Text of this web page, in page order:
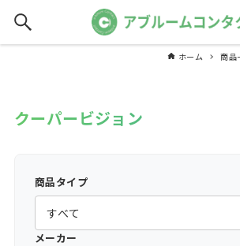
ホーム 商品
クーパービジョン
商品タイプ
メーカー